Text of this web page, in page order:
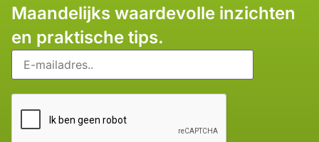
Maandelijks waardevolle inzichten
en praktische tips.